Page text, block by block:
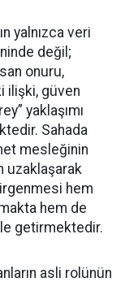
yalnızca veri
değil;
onuru,
ilişki, güven
yaklaşımı
Sahada
mesleğinin
uzaklaşarak
hem
hem de
getirmektedir.
asli rolünün